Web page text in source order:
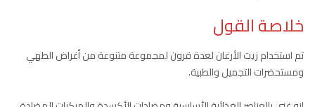
خلاصة القول
تم استخدام زيت الأرغان لعدة قرون لمجموعة متنوعة من أغراض الطهي
ومستحضرات التجميل والطبية.